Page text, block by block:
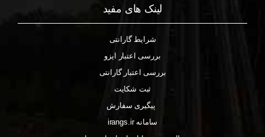
لینک های مفید
شرایط گارانتی
بررسی اعتبار ایزو
بررسی اعتبار گارانتی
ثبت شکایت
پیگیری سفارش
سامانه irangs.ir